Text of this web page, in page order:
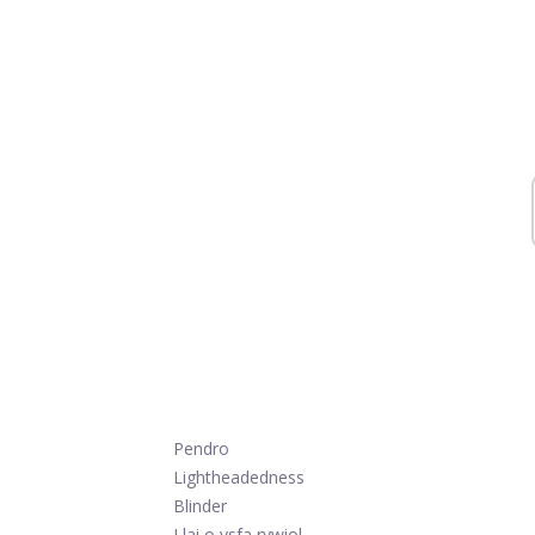
Pendro
Lightheadedness
Blinder